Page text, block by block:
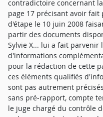
contradictoire concernant
page 17 précisant avoir
d'étape le 10 juin 2008
partir des documents
Sylvie X... lui a fait
d'informations
pour la rédaction de cette
ces éléments qualifiés
sont pas autrement
sans pré-rapport, compte
le juge chargé du contrôle